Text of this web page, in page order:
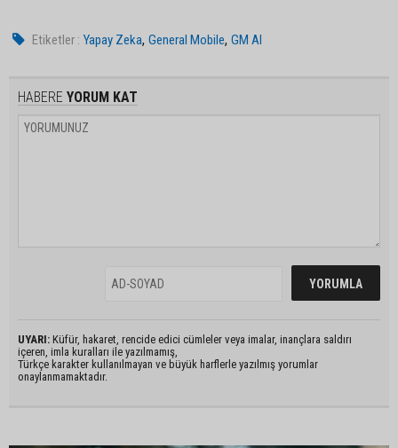
Etiketler : Yapay Zeka,General Mobile,GM AI
HABERE YORUM KAT
UYARI: Küfür, hakaret, rencide edici cümleler veya imalar, inançlara saldırı
içeren, imla kuralları ile yazılmamış,
Türkçe karakter kullanılmayan ve büyük harflerle yazılmış yorumlar
onaylanmamaktadır.